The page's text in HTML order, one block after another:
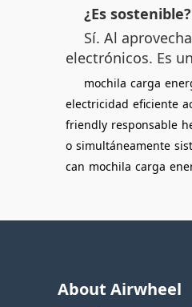
¿Es sostenible?
Sí. Al
electrónicos. Es
mochila carga
electricidad eficiente
friendly responsable
o simultáneamente
can mochila carga
About Airwheel